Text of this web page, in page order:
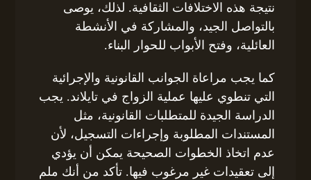
نتيجة هذه الاختلافات الثقافية. لذلك، يوصى
بالتواصل الجيد، والمشاركة في الأنشطة
العائلية، وفتح الأبواب للحوار البناء.
كما يجب مراعاة الجوانب القانونية والإجرائية
التي تنطوي عليها عملية الزواج في تايلاند. يجب
الدراسة الجيدة للمتطلبات القانونية، مثل
المستندات المطلوبة وإجراءات التسجيل، لأن
عدم اتخاذ الخطوات الصحيحة يمكن أن يؤدي
إلى تعقيدات غير مرغوب فيها. تأكد من أنك ملم